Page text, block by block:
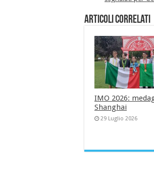
Articoli correlati
IMO 2026:
Shanghai
29 Luglio 2026